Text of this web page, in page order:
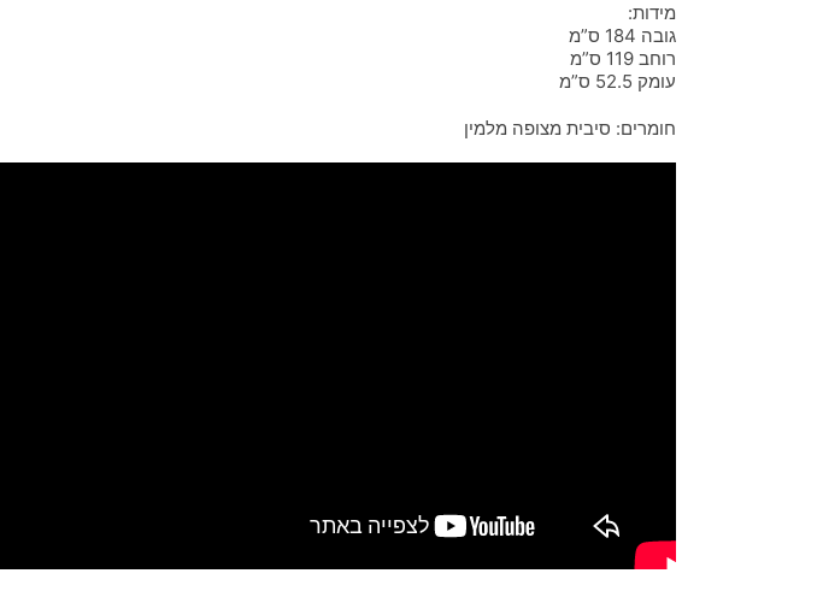
מידות:
גובה 184 ס”מ
רוחב 119 ס”מ
עומק 52.5 ס”מ
חומרים: סיבית מצופה מלמין